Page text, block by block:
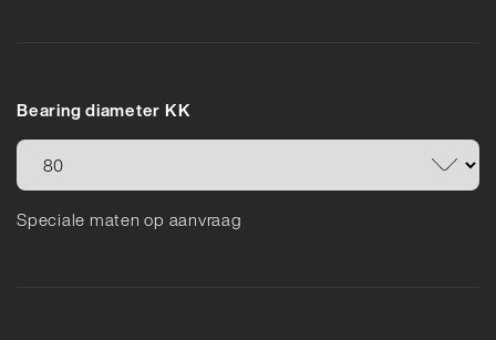
Bearing diameter KK
Speciale maten op aanvraag